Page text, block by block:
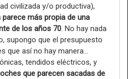
civilizada y/o productiva),
más propia de una
de los años 70. No hay nada
supongo que el presupuesto
que así no hay manera…
tendidos eléctricos, y
que parecen sacadas de